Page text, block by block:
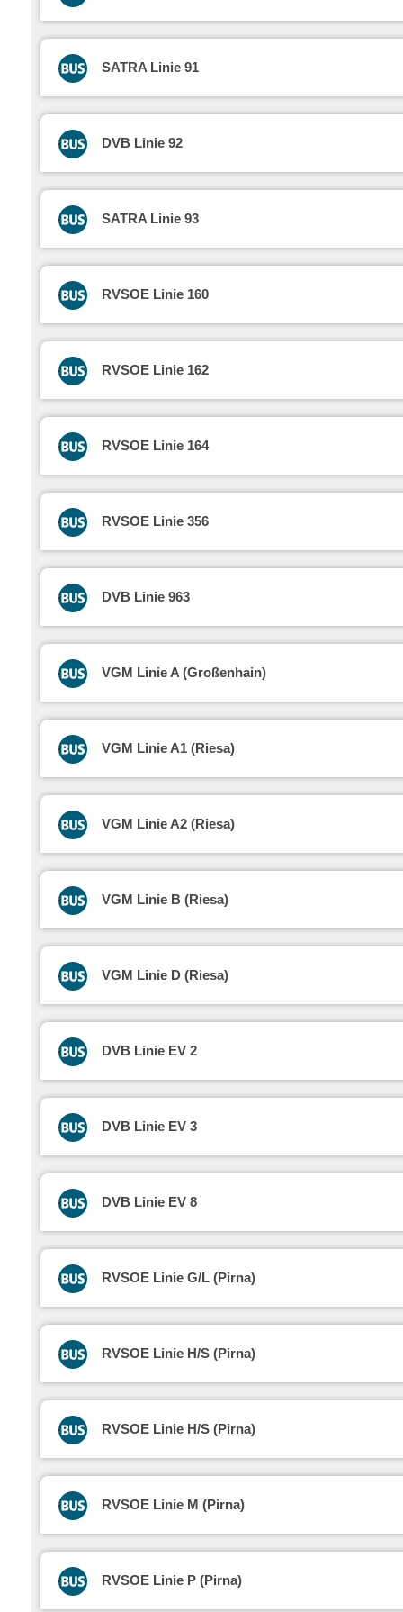
SATRA Linie 91
DVB Linie 92
SATRA Linie 93
RVSOE Linie 160
RVSOE Linie 162
RVSOE Linie 164
RVSOE Linie 356
DVB Linie 963
VGM Linie A (Großenhain)
VGM Linie A1 (Riesa)
VGM Linie A2 (Riesa)
VGM Linie B (Riesa)
VGM Linie D (Riesa)
DVB Linie EV 2
DVB Linie EV 3
DVB Linie EV 8
RVSOE Linie G/L (Pirna)
RVSOE Linie H/S (Pirna)
RVSOE Linie H/S (Pirna)
RVSOE Linie M (Pirna)
RVSOE Linie P (Pirna)